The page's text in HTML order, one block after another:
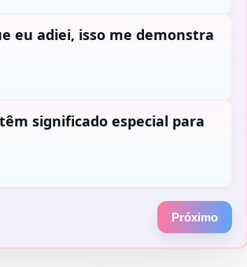
eu adiei, isso me demonstra
significado especial para
Próximo